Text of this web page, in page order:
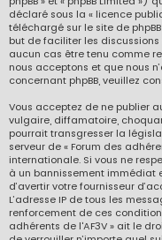
déclaré sous la « licence
téléchargé sur le site de phpBB
but de faciliter les discussions
aucun cas être tenu comme
nous acceptons et que nous
concernant phpBB, veuillez
Vous acceptez de ne publier
vulgaire, diffamatoire,
pourrait transgresser la
serveur de « Forum des
internationale. Si vous ne
à un bannissement immédiat
d’avertir votre fournisseur
L’adresse IP de tous les
renforcement de ces
adhérents de l'AF3V » ait le